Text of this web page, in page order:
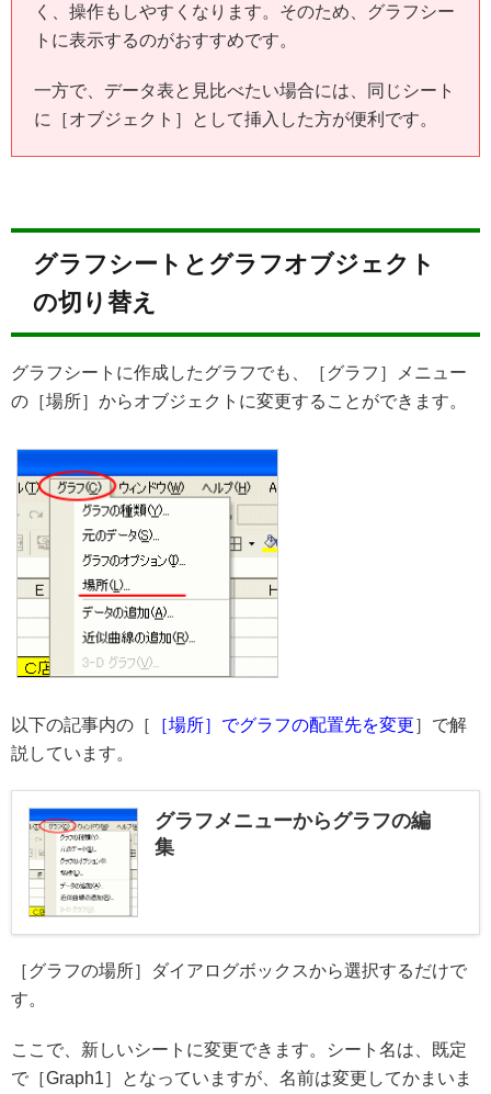
く、操作もしやすくなります。そのため、グラフシー
トに表示するのがおすすめです。
一方で、データ表と見比べたい場合には、同じシート
に［オブジェクト］として挿入した方が便利です。
グラフシートとグラフオブジェクト
の切り替え
グラフシートに作成したグラフでも、［グラフ］メニュー
の［場所］からオブジェクトに変更することができます。
以下の記事内の［ ［場所］でグラフの配置先を変更］で解
説しています。
グラフメニューからグラフの編
集
［グラフの場所］ダイアログボックスから選択するだけで
す。
ここで、新しいシートに変更できます。シート名は、既定
で［Graph1］となっていますが、名前は変更してかまいま